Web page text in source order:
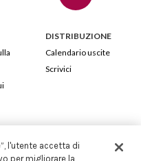
DISTRIBUZIONE
Calendario uscite
Scrivici
Monte Nero, 84 - 20135 Milano
l'utente accetta di
per migliorare la